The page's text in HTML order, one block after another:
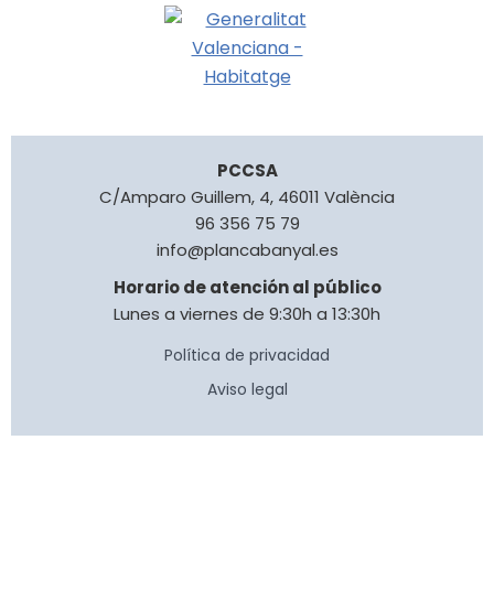
PCCSA
C/Amparo Guillem, 4, 46011 València
96 356 75 79
info@plancabanyal.es
Horario de atención al público
Lunes a viernes de 9:30h a 13:30h
Política de privacidad
Aviso legal